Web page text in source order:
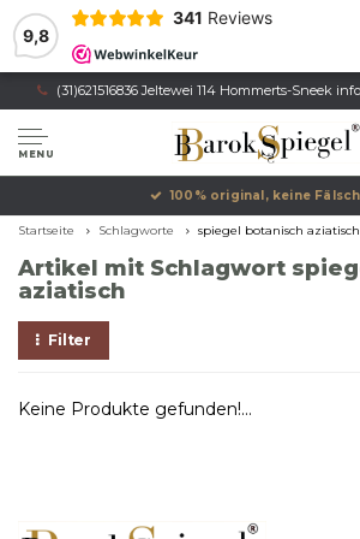
9,8
341 Reviews
(31)621516836 Jeltewei 114 Hommerts-Sneek
MENU
100% original, keine
Startseite Schlagworte spiegel botanisch aziatisch
Artikel mit Schlagwort
aziatisch
Filter
Keine Produkte gefunden!...